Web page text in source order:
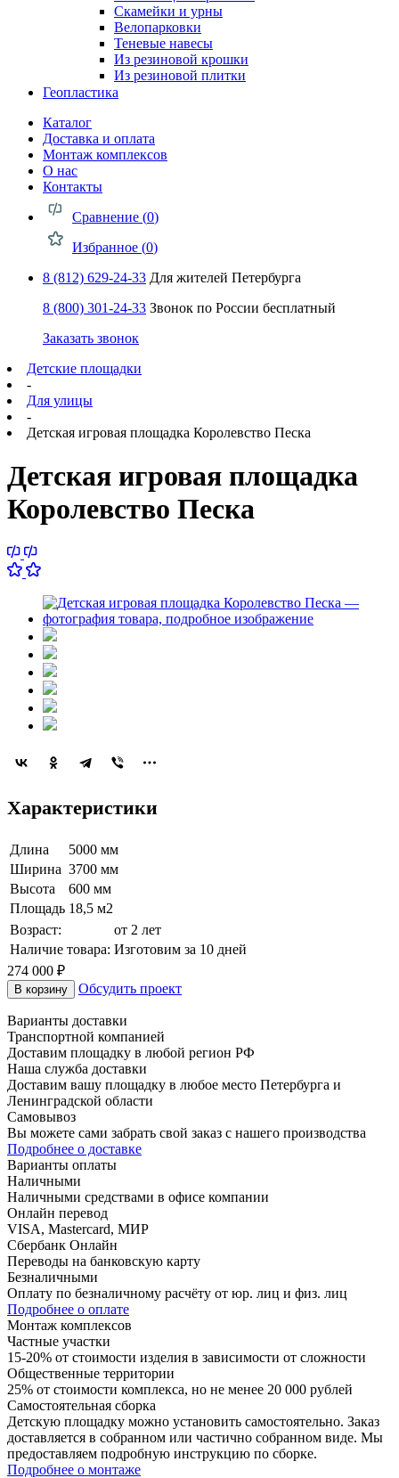
Скамейки и урны
Велопарковки
Теневые навесы
Из резиновой крошки
Из резиновой плитки
Геопластика
Каталог
Доставка и оплата
Монтаж комплексов
О нас
Контакты
Сравнение (0)
Избранное (0)
8 (812) 629-24-33 Для жителей Петербурга
8 (800) 301-24-33 Звонок по России бесплатный
Заказать звонок
Детские площадки
-
Для улицы
-
Детская игровая площадка Королевство Песка
Детская игровая площадка
Королевство Песка
Характеристики
Длина
5000 мм
Ширина 3700 мм
Высота
600 мм
Площадь 18,5 м2
Возраст:
от 2 лет
Наличие товара: Изготовим за 10 дней
274 000 ₽
В корзину Обсудить проект
Варианты доставки
Транспортной компанией
Доставим площадку в любой регион РФ
Наша служба доставки
Доставим вашу площадку в любое место Петербурга и
Ленинградской области
Самовывоз
Вы можете сами забрать свой заказ с нашего производства
Подробнее о доставке
Варианты оплаты
Наличными
Наличными средствами в офисе компании
Онлайн перевод
VISA, Mastercard, МИР
Сбербанк Онлайн
Переводы на банковскую карту
Безналичными
Оплату по безналичному расчёту от юр. лиц и физ. лиц
Подробнее о оплате
Монтаж комплексов
Частные участки
15-20% от стоимости изделия в зависимости от сложности
Общественные территории
25% от стоимости комплекса, но не менее 20 000 рублей
Самостоятельная сборка
Детскую площадку можно установить самостоятельно. Заказ
доставляется в собранном или частично собранном виде. Мы
предоставляем подробную инструкцию по сборке.
Подробнее о монтаже